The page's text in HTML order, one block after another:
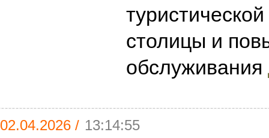
столицы и
обслуживания
02.04.2026 / 13:14:55